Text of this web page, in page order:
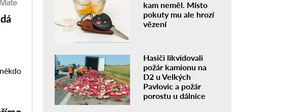
kam neměl. Místo
pokuty mu ale hrozí
vězení
Hasiči likvidovali
požár kamionu na
D2 u Velkých
Pavlovic a požár
porostu u dálnice